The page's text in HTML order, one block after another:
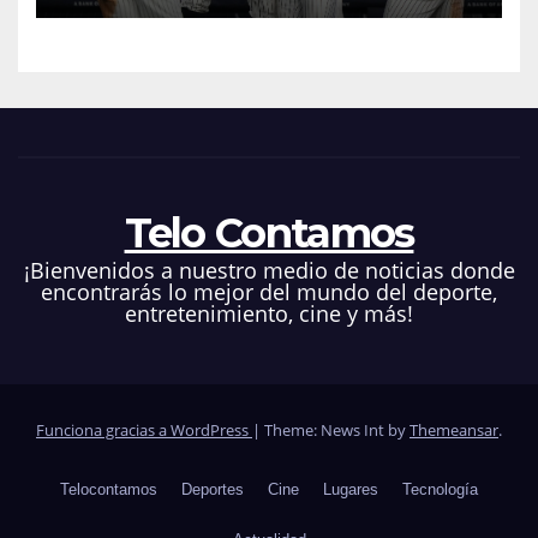
Telo Contamos
¡Bienvenidos a nuestro medio de noticias donde
encontrarás lo mejor del mundo del deporte,
entretenimiento, cine y más!
Funciona gracias a WordPress | Theme: News Int byThemeansar.
Telocontamos Deportes Cine Lugares Tecnología